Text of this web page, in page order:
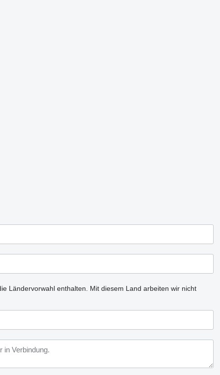
Ländervorwahl enthalten.
Mit diesem Land arbeiten wir nicht